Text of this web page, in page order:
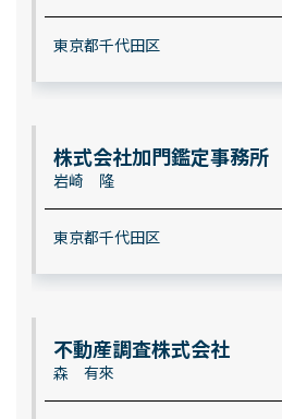
東京都千代田区
株式会社加門鑑定事務所
岩崎 隆
東京都千代田区
不動産調査株式会社
森 有來